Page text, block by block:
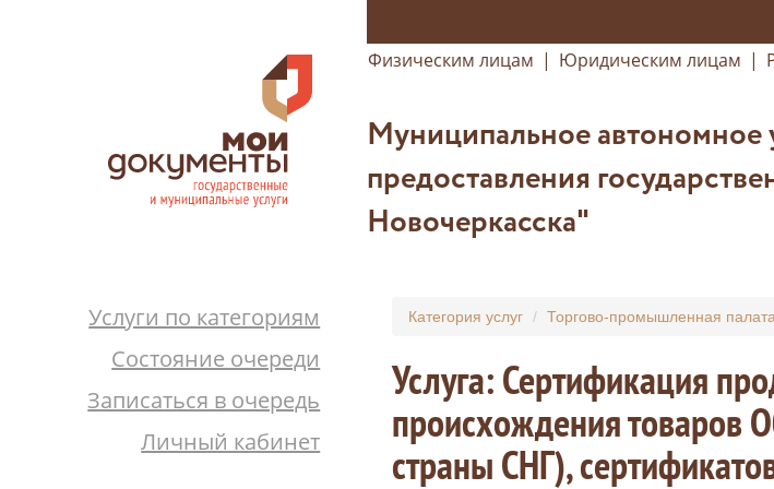
Физическим лицам | Юридическим лицам |
Муниципальное
предоставления
Новочеркасска"
Услуги по категориям
Состояние очереди
Записаться в очередь
Личный кабинет
Категория услуг Торгово-промышленная палата
Услуга: Сертификация
происхождения товаров
страны СНГ),